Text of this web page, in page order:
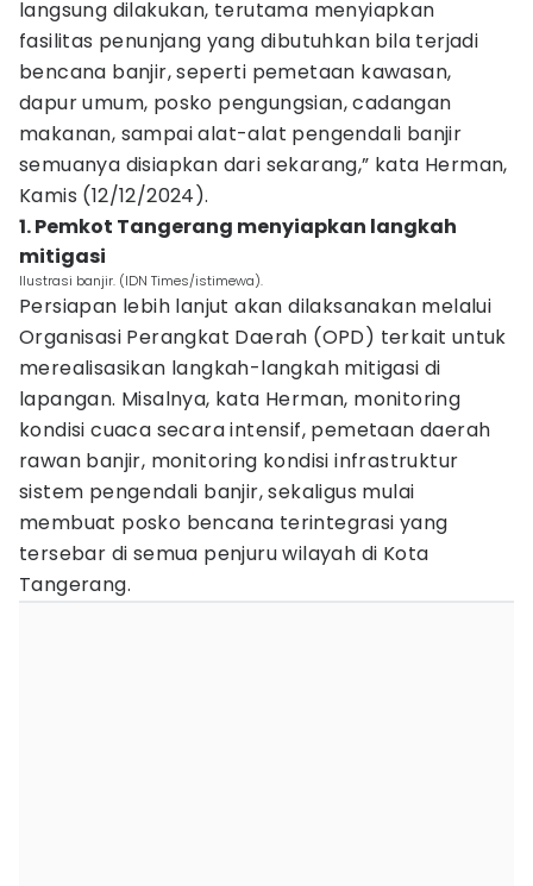
langsung dilakukan, terutama menyiapkan
fasilitas penunjang yang dibutuhkan bila terjadi
bencana banjir, seperti pemetaan kawasan,
dapur umum, posko pengungsian, cadangan
makanan, sampai alat-alat pengendali banjir
semuanya disiapkan dari sekarang,” kata Herman,
Kamis (12/12/2024).
1. Pemkot Tangerang menyiapkan langkah
mitigasi
Ilustrasi banjir. (IDN Times/istimewa).
Persiapan lebih lanjut akan dilaksanakan melalui
Organisasi Perangkat Daerah (OPD) terkait untuk
merealisasikan langkah-langkah mitigasi di
lapangan. Misalnya, kata Herman, monitoring
kondisi cuaca secara intensif, pemetaan daerah
rawan banjir, monitoring kondisi infrastruktur
sistem pengendali banjir, sekaligus mulai
membuat posko bencana terintegrasi yang
tersebar di semua penjuru wilayah di Kota
Tangerang.